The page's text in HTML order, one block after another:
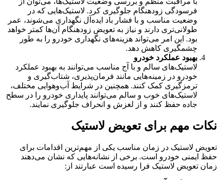
فرسودگی زودهنگام جلوگیری کرد. لاستیک‌هایی که در
وضعیت مناسب و با فشار باد ایده‌آل نگهداری می‌شوند، عمر
طولانی‌تری دارند و نیاز به تعویض زودهنگام آن‌ها کمتر خواهد
بود. این امر می‌تواند هزینه‌های نگهداری خودرو را به طور
چشمگیری کاهش دهد.
بهبود عملکرد خودرو
لاستیک‌های سالم و با آج مناسب می‌توانند به بهبود عملکرد
خودرو در زمینه‌هایی مانند فرمان‌پذیری، شتاب‌گیری و
ترمزگیری کمک کنند. همچنین در شرایط آب‌وهوایی مختلف،
لاستیک‌های خوب و سالم می‌توانند پایداری خودرو را در سطح
جاده حفظ کنند و از لغزش و انحراف جلوگیری نمایند.
نکات مهم برای تعویض لاستیک
تعویض لاستیک در زمان مناسب یکی از مهم‌ترین اقدامات برای
حفظ ایمنی خودرو است. برخی از نشانه‌هایی که نشان می‌دهند
زمان تعویض لاستیک فرا رسیده است عبارتند از: